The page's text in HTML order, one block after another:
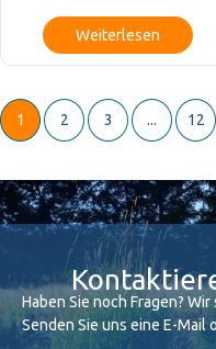
Weiterlesen
1 2 3 ... 12
Haben Sie noch Fragen?
Senden Sie uns eine E-Mail